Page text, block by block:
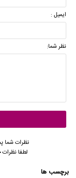
ایمیل :
نظر شما:
نظرات شما
لطفا
برچسب ها